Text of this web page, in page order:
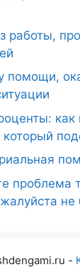
работы,
помощи,
как
который
проблема
не
-